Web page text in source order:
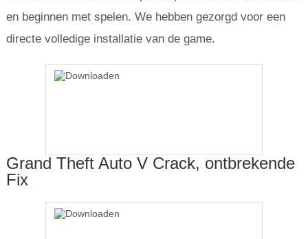
en beginnen met spelen. We hebben gezorgd voor een
directe volledige installatie van de game.
Grand Theft Auto V Crack, ontbrekende
Fix